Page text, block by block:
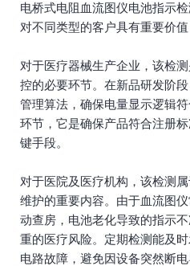
电桥式电阻血流图仪电池指示
对不同类型的客户具有重要价值
对于医疗器械生产企业，该检
控的必要环节。在新品研发阶
管理算法，确保电量显示逻辑
环节，它是确保产品符合注册
键手段。
对于医院及医疗机构，该检测
维护的重要内容。由于血流图
动查房，电池老化导致的指示
重的医疗风险。定期检测能及
电路故障，避免因设备突然断